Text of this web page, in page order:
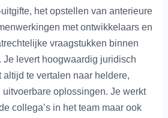
het opstellen van anterieure
met ontwikkelaars en
vraagstukken binnen
levert hoogwaardig juridisch
te vertalen naar heldere,
oplossingen. Je werkt
collega’s in het team maar ook